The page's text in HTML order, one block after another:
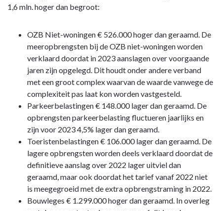
1,6 mln. hoger dan begroot:
OZB Niet-woningen € 526.000 hoger dan geraamd. De
meeropbrengsten bij de OZB niet-woningen worden
verklaard doordat in 2023 aanslagen over voorgaande
jaren zijn opgelegd. Dit houdt onder andere verband
met een groot complex waarvan de waarde vanwege de
complexiteit pas laat kon worden vastgesteld.
Parkeerbelastingen € 148.000 lager dan geraamd. De
opbrengsten parkeerbelasting fluctueren jaarlijks en
zijn voor 2023 4,5% lager dan geraamd.
Toeristenbelastingen € 106.000 lager dan geraamd. De
lagere opbrengsten worden deels verklaard doordat de
definitieve aanslag over 2022 lager uitviel dan
geraamd, maar ook doordat het tarief vanaf 2022 niet
is meegegroeid met de extra opbrengstraming in 2022.
Bouwleges € 1.299.000 hoger dan geraamd. In overleg